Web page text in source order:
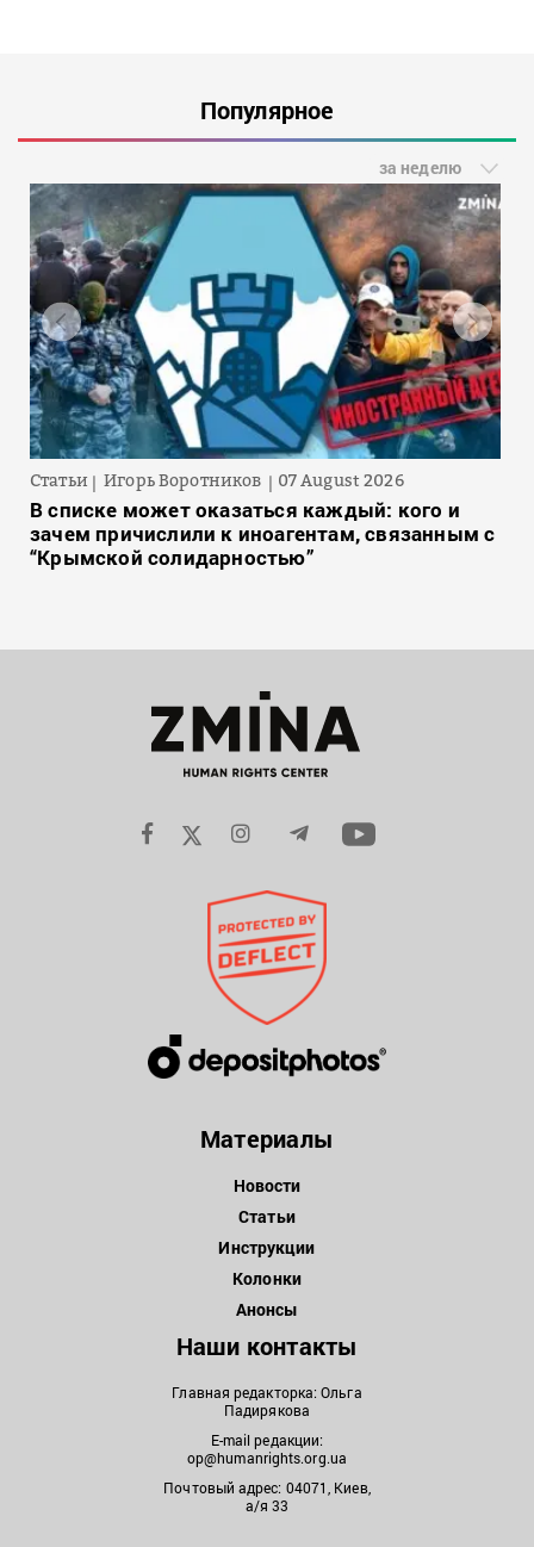
Популярное
за неделю
Статьи Игорь Воротников 07 August 2026
В списке может оказаться каждый: кого и
зачем причислили к иноагентам, связанным с
“Крымской солидарностью”
Материалы
Новости
Статьи
Инструкции
Колонки
Анонсы
Наши контакты
Главная редакторка: Ольга
Падирякова
E-mail редакции:
op@humanrights.org.ua
Почтовый адрес: 04071, Киев,
а/я 33